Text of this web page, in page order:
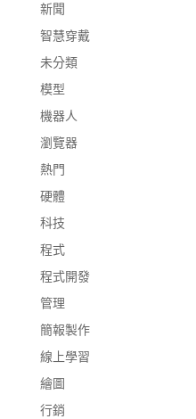
新聞
智慧穿戴
未分類
模型
機器人
瀏覽器
熱門
硬體
科技
程式
程式開發
管理
簡報製作
線上學習
繪圖
行銷